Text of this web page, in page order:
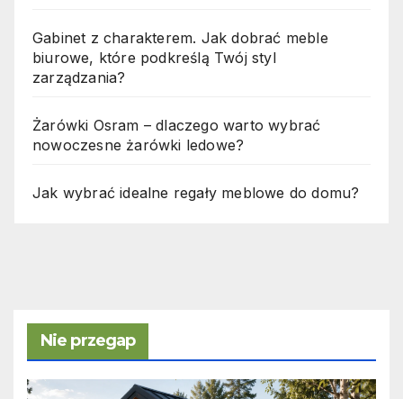
Gabinet z charakterem. Jak dobrać meble
biurowe, które podkreślą Twój styl
zarządzania?
Żarówki Osram – dlaczego warto wybrać
nowoczesne żarówki ledowe?
Jak wybrać idealne regały meblowe do domu?
Nie przegap